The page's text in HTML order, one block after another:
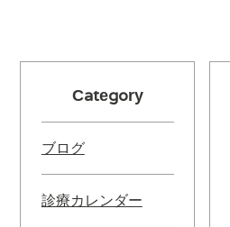
Category
ブログ
診療カレンダー